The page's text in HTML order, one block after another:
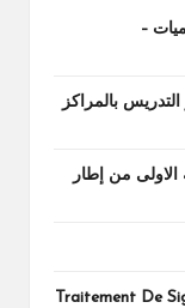
–
بالمراكز
الاولى من إطار
Traitement De